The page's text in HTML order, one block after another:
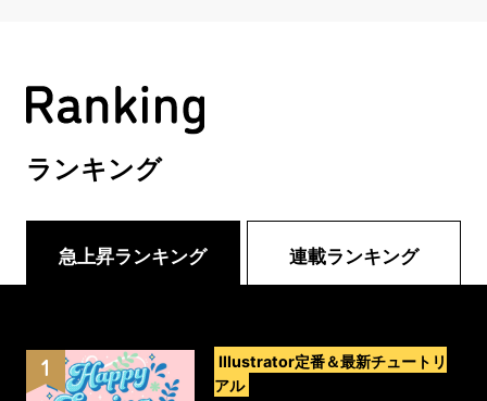
ランキング
急上昇ランキング
Illustrator定番＆最新チュートリ
アル
連載ランキング